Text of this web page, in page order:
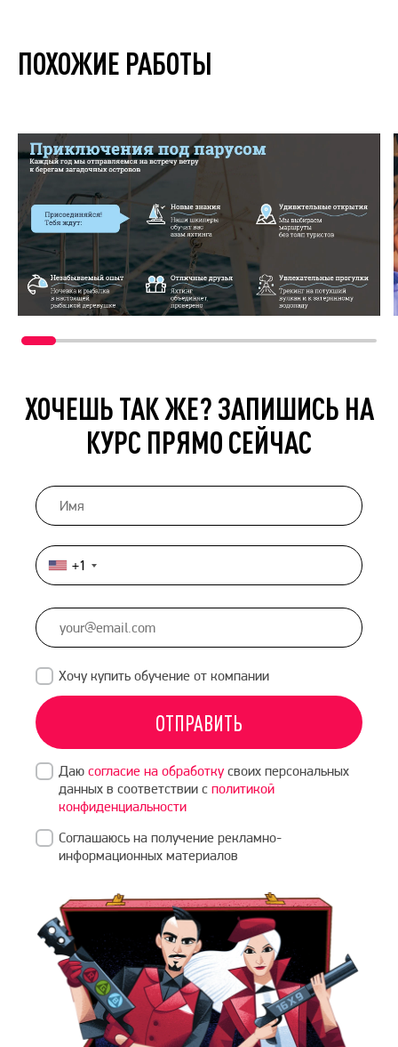
ПОХОЖИЕ РАБОТЫ
ХОЧЕШЬ ТАК ЖЕ? ЗАПИШИСЬ НА
КУРС ПРЯМО СЕЙЧАС
United
States
+1
+1
Хочу купить обучение от компании
ОТПРАВИТЬ
Даю согласие на обработкусвоих персональных
данных в соответствии с политикой
конфиденциальности
Соглашаюсь на получение рекламно-
информационных материалов